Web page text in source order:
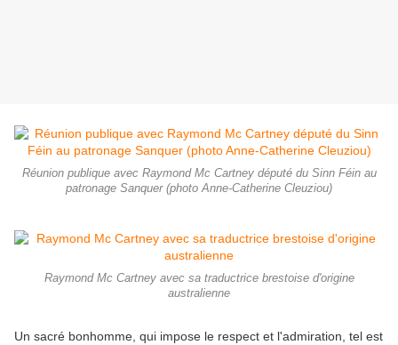
Réunion publique avec Raymond Mc Cartney député du Sinn Féin au
patronage Sanquer (photo Anne-Catherine Cleuziou)
Raymond Mc Cartney avec sa traductrice brestoise d'origine
australienne
Un sacré bonhomme, qui impose le respect et l'admiration, tel est